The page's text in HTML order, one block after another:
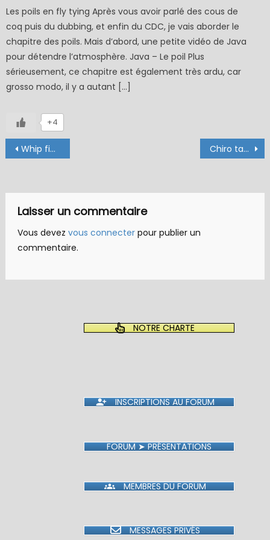
Les poils en fly tying Après vous avoir parlé des cous de
coq puis du dubbing, et enfin du CDC, je vais aborder le
chapitre des poils. Mais d’abord, une petite vidéo de Java
pour détendre l’atmosphère. Java – Le poil Plus
sérieusement, ce chapitre est également très ardu, car
grosso modo, il y a autant […]
+4
Navigation
de
Whip finisher & mode d’emploi Chiro tandem de Lapoisse (échange de mouches 03-05/21)
Laisser un commentaire
Vous devez vous connecterpour publier un
commentaire.
NOTRE CHARTE
INSCRIPTIONS AU FORUM
FORUM ➤ PRÉSENTATIONS
MEMBRES DU FORUM
MESSAGES PRIVÉS